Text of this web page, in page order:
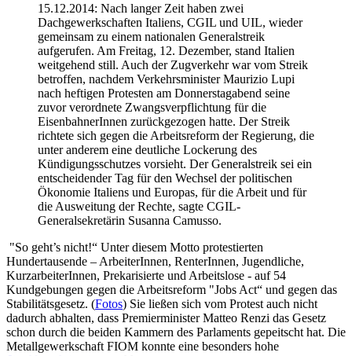
15.12.2014: Nach langer Zeit haben zwei
Dachgewerkschaften Italiens, CGIL und UIL, wieder
gemeinsam zu einem nationalen Generalstreik
aufgerufen. Am Freitag, 12. Dezember, stand Italien
weitgehend still. Auch der Zugverkehr war vom Streik
betroffen, nachdem Verkehrsminister Maurizio Lupi
nach heftigen Protesten am Donnerstagabend seine
zuvor verordnete Zwangsverpflichtung für die
EisenbahnerInnen zurückgezogen hatte. Der Streik
richtete sich gegen die Arbeitsreform der Regierung, die
unter anderem eine deutliche Lockerung des
Kündigungsschutzes vorsieht. Der Generalstreik sei ein
entscheidender Tag für den Wechsel der politischen
Ökonomie Italiens und Europas, für die Arbeit und für
die Ausweitung der Rechte, sagte CGIL-
Generalsekretärin Susanna Camusso.
"So geht’s nicht!“ Unter diesem Motto protestierten
Hundertausende – ArbeiterInnen, RenterInnen, Jugendliche,
KurzarbeiterInnen, Prekarisierte und Arbeitslose - auf 54
Kundgebungen gegen die Arbeitsreform "Jobs Act“ und gegen das
Stabilitätsgesetz. (Fotos) Sie ließen sich vom Protest auch nicht
dadurch abhalten, dass Premierminister Matteo Renzi das Gesetz
schon durch die beiden Kammern des Parlaments gepeitscht hat. Die
Metallgewerkschaft FIOM konnte eine besonders hohe